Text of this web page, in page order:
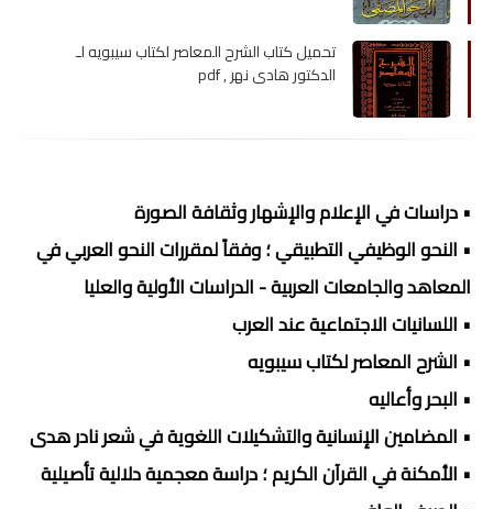
تحميل كتاب الشرح المعاصر لكتاب سيبويه لـ
الدكتور هادي نهر , pdf
• دراسات في الإعلام والإشهار وثقافة الصورة
• النحو الوظيفي التطبيقي ؛ وفقاً لمقررات النحو العربي في
المعاهد والجامعات العربية - الدراسات الأولية والعليا
• اللسانيات الاجتماعية عند العرب
• الشرح المعاصر لكتاب سيبويه
• البحر وأعاليه
• المضامين الإنسانية والتشكيلات اللغوية في شعر نادر هدى
• الأمكنة في القرآن الكريم ؛ دراسة معجمية دلالية تأصيلية